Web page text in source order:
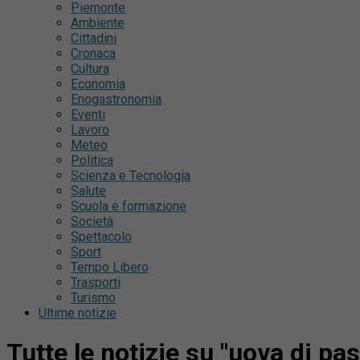
Piemonte
Ambiente
Cittadini
Cronaca
Cultura
Economia
Enogastronomia
Eventi
Lavoro
Meteo
Politica
Scienza e Tecnologia
Salute
Scuola e formazione
Società
Spettacolo
Sport
Tempo Libero
Trasporti
Turismo
Ultime notizie
Tutte le notizie su "uova di